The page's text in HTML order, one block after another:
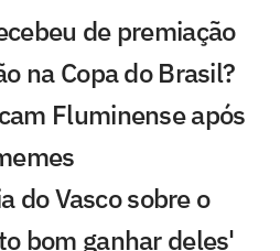
de premiação
na Copa do Brasil?
Fluminense após
do Vasco sobre o
bom ganhar deles'